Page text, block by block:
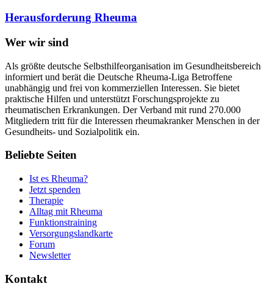
Herausforderung Rheuma
Wer wir sind
Als größte deutsche Selbsthilfeorganisation im Gesundheitsbereich
informiert und berät die Deutsche Rheuma-Liga Betroffene
unabhängig und frei von kommerziellen Interessen. Sie bietet
praktische Hilfen und unterstützt Forschungsprojekte zu
rheumatischen Erkrankungen. Der Verband mit rund 270.000
Mitgliedern tritt für die Interessen rheumakranker Menschen in der
Gesundheits- und Sozialpolitik ein.
Beliebte Seiten
Ist es Rheuma?
Jetzt spenden
Therapie
Alltag mit Rheuma
Funktionstraining
Versorgungslandkarte
Forum
Newsletter
Kontakt